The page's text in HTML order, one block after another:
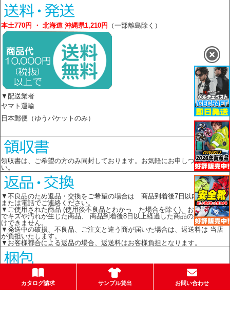
本土770円 ・ 北海道 沖縄県1,210円 （一部離島除く）
▼配送業者
ヤマト運輸
日本郵便（ゆうパケットのみ）
領収書は、ご希望の方のみ同封しております。お気軽にお申しつけくださ
い。
▼不良品のため返品・交換をご希望の場合は 商品到着後7日以内に メール
または電話でご連絡ください。
▼ご使用された商品 (使用後不良品とわかっ た場合を除く)、お客様の責任
でキズや汚れが生じた商品、 商品到着後8日以上経過した商品の返品はお受
けできません。
▼発送中の破損、不良品、ご注文と違う商が届いた場合は、返送料は 当店
が負担いたします。
▼お客様都合による返品の場合、返送料はお客様負担となります。
環境保護のため、簡易包装を心がけております。箱梱包の場合はメーカーの
箱を再利用してお送りします。
カタログ請求 サンプル貸出 お問い合わせ